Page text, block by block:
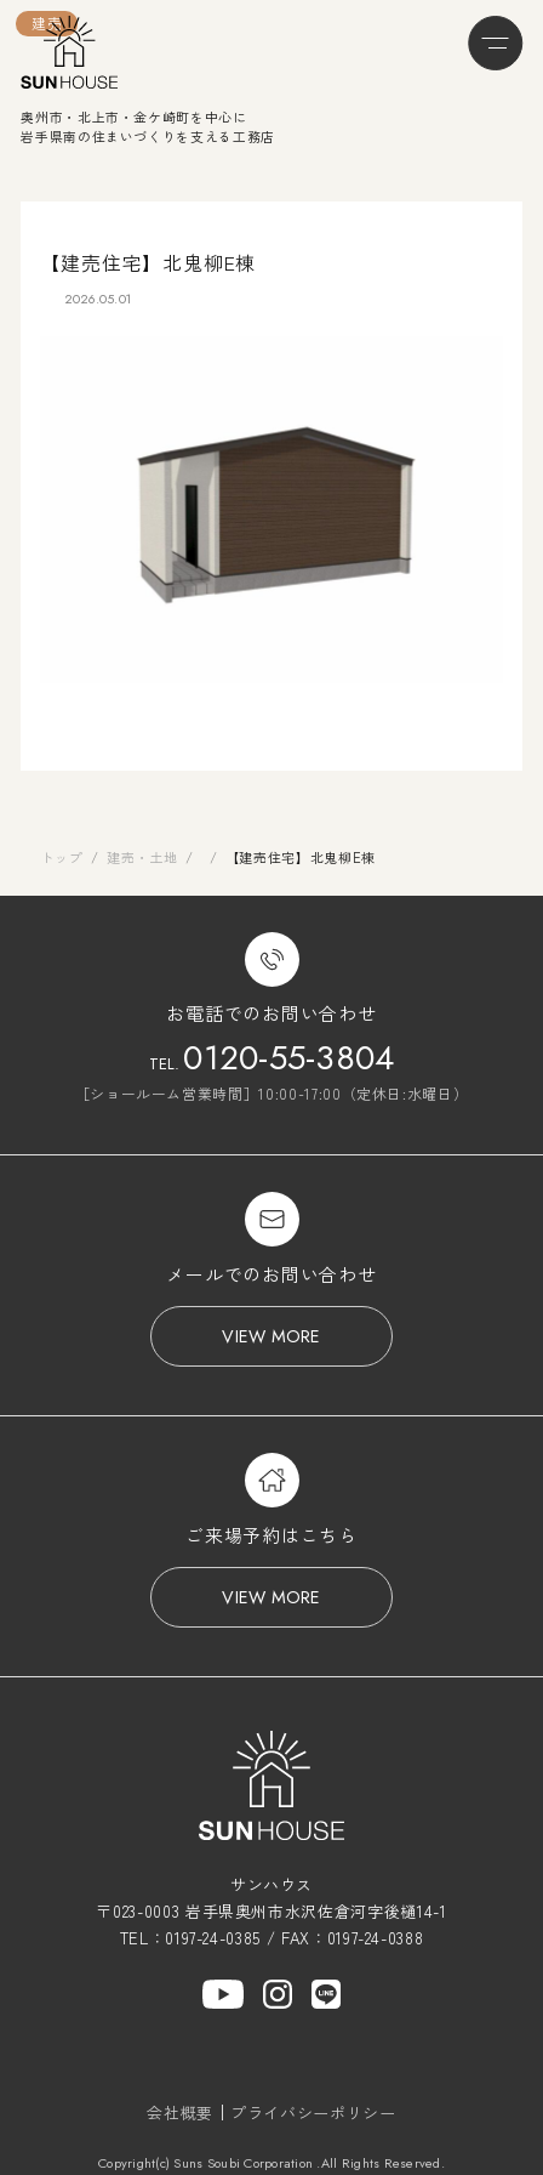
奥州市・北上市・金ケ崎町を中心に
岩手県南の住まいづくりを支える工務店
【建売住宅】北鬼柳E棟
2026.05.01
トップ / 建売・土地 /
建売
/ 【建売住宅】北鬼柳E棟
お電話でのお問い合わせ
TEL. 0120-55-3804
［ショールーム営業時間］10:00-17:00（定休日:水曜日）
メールでのお問い合わせ
VIEW MORE
ご来場予約はこちら
VIEW MORE
サンハウス
〒023-0003 岩手県奥州市水沢佐倉河字後樋14-1
TEL：0197-24-0385 / FAX：0197-24-0388
会社概要 プライバシーポリシー
Copyright(c) Suns Soubi Corporation .All Rights Reserved.